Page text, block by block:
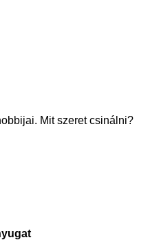
Mit szeret csinálni?